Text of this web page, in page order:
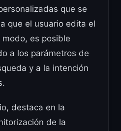
que se
que el usuario edita el
es posible
a los parámetros de
y a la intención
destaca en la
de la